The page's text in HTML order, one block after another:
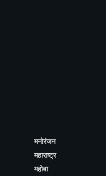
मनोरंजन
महाराष्ट्र
महोबा